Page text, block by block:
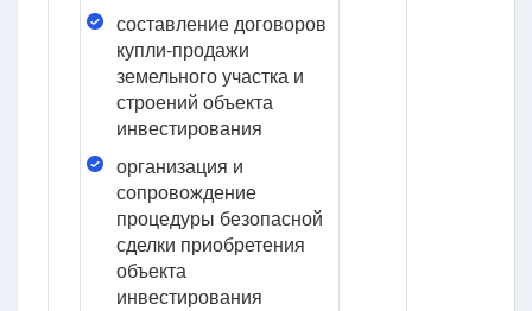
составление договоров
купли-продажи
земельного участка и
строений объекта
инвестирования
организация и
сопровождение
процедуры безопасной
сделки приобретения
объекта
инвестирования